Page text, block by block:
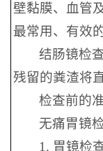
壁黏膜、血管
最常用、有效
结肠镜检
残留的粪渣将
检查前的准
无痛胃镜
1. 胃镜检